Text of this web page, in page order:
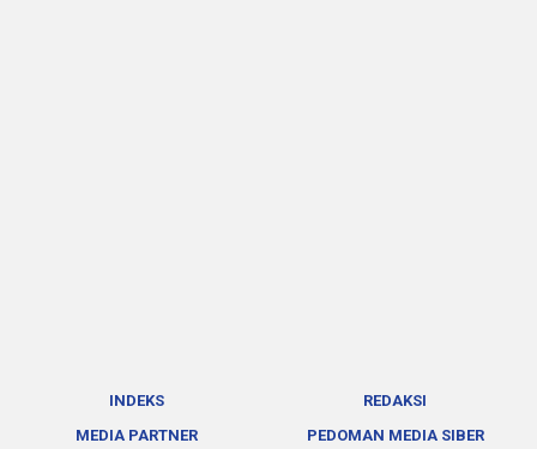
INDEKS
REDAKSI
MEDIA PARTNER
PEDOMAN MEDIA SIBER